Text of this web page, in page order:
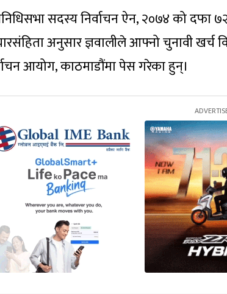
सदस्य निर्वाचन ऐन, २०७४ को दफा
अनुसार ज्ञवालीले आफ्नो चुनावी खर्च
आयोग, काठमाडौंमा पेस गरेका हुन्।